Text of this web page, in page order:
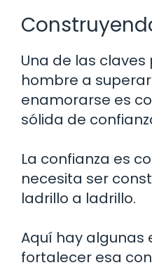
Una de las
hombre a
enamorarse es
sólida de
La confianza es
necesita ser
ladrillo a ladrillo.
Aquí hay
fortalecer esa